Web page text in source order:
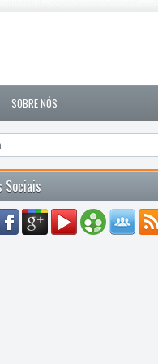
SOBRE NÓS
Sociais